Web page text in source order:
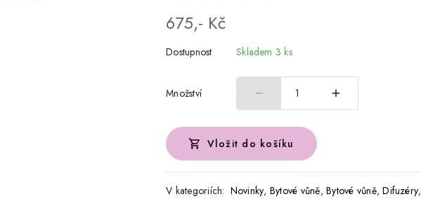
675,- Kč
Dostupnost Skladem 3 ks
Množství 1
Vložit do košíku
V kategoriích: Novinky, Bytové vůně, Bytové vůně,Difuzéry,